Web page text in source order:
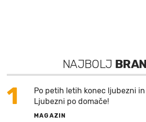
NAJBOLJ
1
Po petih letih konec ljubezni
Ljubezni po domače!
MAGAZIN